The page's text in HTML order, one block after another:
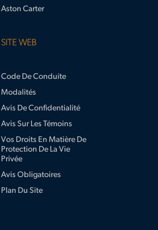
Aston Carter
SITE WEB
Code De Conduite
Modalités
Avis De Confidentialité
Avis Sur Les Témoins
Vos Droits En Matière De
Protection De La Vie
Privée
Avis Obligatoires
Plan Du Site